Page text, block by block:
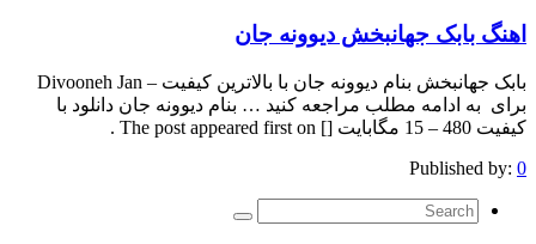
اهنگ بابک جهانبخش دیوونه جان
بابک جهانبخش بنام دیوونه جان با بالاترین کیفیت – Divooneh Jan
برای به ادامه مطلب مراجعه کنید … بنام دیوونه جان دانلود با
کیفیت 480 – 15 مگابایت [] The post appeared first on .
Published by: 0